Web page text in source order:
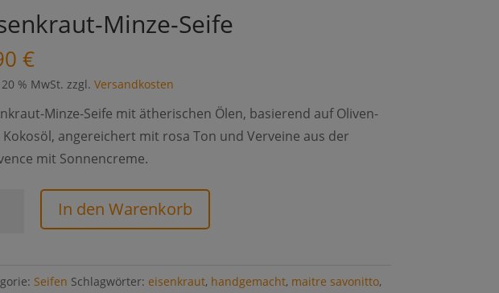
Minze-Seife
€
% MwSt. zzgl. Versandkosten
Minze-Seife mit ätherischen Ölen, basierend auf Oliven-
angereichert mit rosa Ton und Verveine aus der
mit Sonnencreme.
In den Warenkorb
Seifen Schlagwörter: eisenkraut, handgemacht, maitre savonitto,